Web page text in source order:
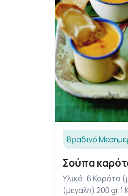
Βραδινό
Σούπα
Υλικά: 6 Καρότα
(μεγάλη) 200 gr 1